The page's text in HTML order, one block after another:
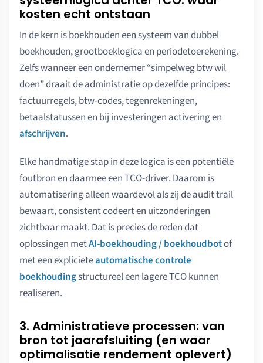
kosten echt ontstaan
In de kern is boekhouden een systeem van dubbel
boekhouden, grootboeklogica en periodetoerekening.
Zelfs wanneer een ondernemer “simpelweg btw wil
doen” draait de administratie op dezelfde principes:
factuurregels, btw-codes, tegenrekeningen,
betaalstatussen en bij investeringen activering en
afschrijven.
Elke handmatige stap in deze logica is een potentiële
foutbron en daarmee een TCO-driver. Daarom is
automatisering alleen waardevol als zij de audit trail
bewaart, consistent codeert en uitzonderingen
zichtbaar maakt. Dat is precies de reden dat
oplossingen metAI-boekhouding / boekhoudbotof
met een explicieteautomatische controle
boekhoudingstructureel een lagere TCO kunnen
realiseren.
3. Administratieve processen: van
bron tot jaarafsluiting (en waar
optimalisatie rendement oplevert)